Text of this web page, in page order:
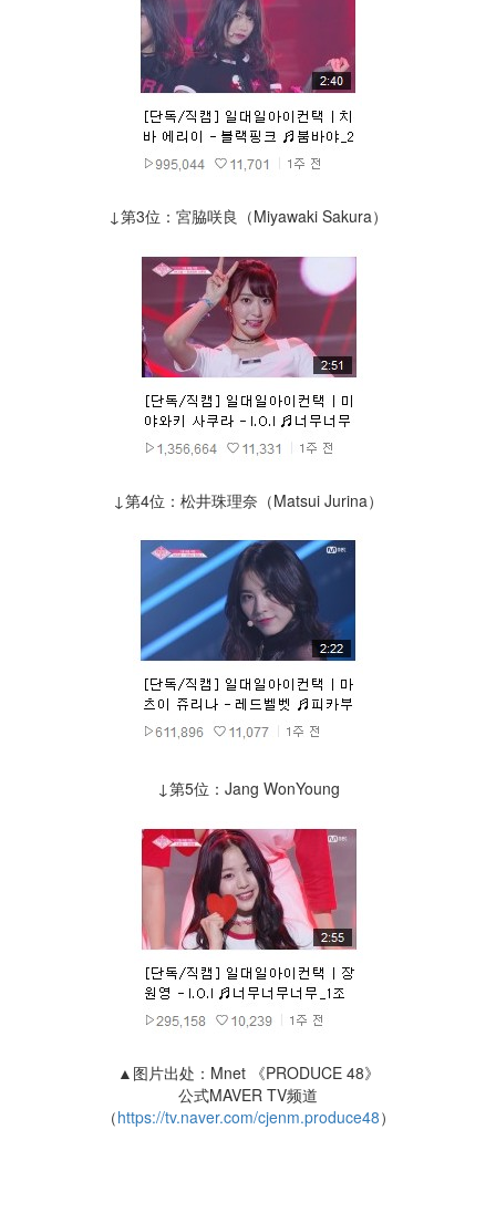
↓第3位：宮脇咲良（Miyawaki Sakura）
↓第4位：松井珠理奈（Matsui Jurina）
↓第5位：Jang WonYoung
▲图片出处：Mnet 《PRODUCE 48》
公式MAVER TV频道
（https://tv.naver.com/cjenm.produce48）